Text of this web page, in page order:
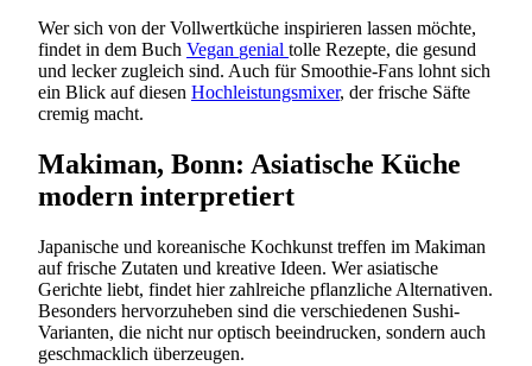
Wer sich von der Vollwertküche inspirieren lassen möchte,
findet in dem Buch Vegan genial tolle Rezepte, die gesund
und lecker zugleich sind. Auch für Smoothie-Fans lohnt sich
ein Blick auf diesen Hochleistungsmixer, der frische Säfte
cremig macht.
Makiman, Bonn: Asiatische Küche
modern interpretiert
Japanische und koreanische Kochkunst treffen im Makiman
auf frische Zutaten und kreative Ideen. Wer asiatische
Gerichte liebt, findet hier zahlreiche pflanzliche Alternativen.
Besonders hervorzuheben sind die verschiedenen Sushi-
Varianten, die nicht nur optisch beeindrucken, sondern auch
geschmacklich überzeugen.